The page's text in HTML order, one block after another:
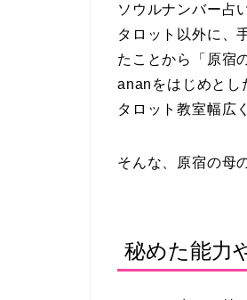
ソウルナンバー占
タロット以外に、
たことから「原宿
ananをはじめとし
タロット教室幅広
そんな、原宿の母
秘めた能力